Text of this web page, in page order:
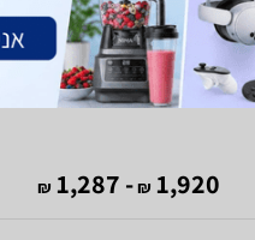
Samsung Odyssey G5
C34G55TWWP SAML34550
1,920
₪
- 1,287
₪